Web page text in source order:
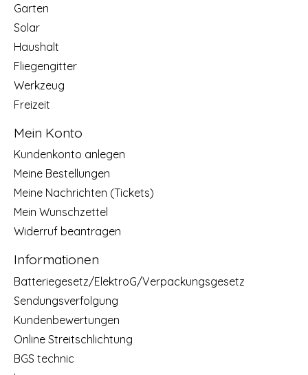
Garten
Solar
Haushalt
Fliegengitter
Werkzeug
Freizeit
Mein Konto
Kundenkonto anlegen
Meine Bestellungen
Meine Nachrichten (Tickets)
Mein Wunschzettel
Widerruf beantragen
Informationen
Batteriegesetz/ElektroG/Verpackungsgesetz
Sendungsverfolgung
Kundenbewertungen
Online Streitschlichtung
BGS technic